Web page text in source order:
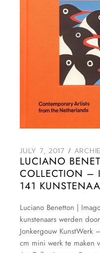
JULY 7, 2017
LUCIANO
COLLECTION –
141
Luciano Benetton |
kunstenaars werden
Jonkergouw
cm mini werk te maken